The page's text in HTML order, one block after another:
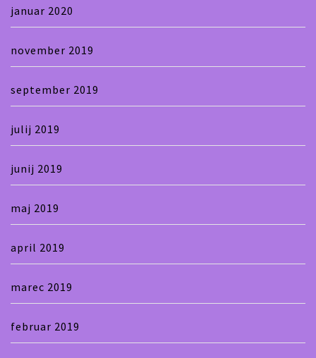
januar 2020
november 2019
september 2019
julij 2019
junij 2019
maj 2019
april 2019
marec 2019
februar 2019